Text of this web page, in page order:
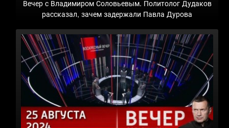
Вечер с Владимиром Соловьевым. Политолог Дудаков
рассказал, зачем задержали Павла Дурова